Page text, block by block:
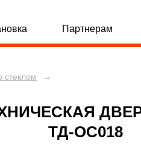
[33]
Двупольные
Партнерам
стеклом →
ТД-ОС018